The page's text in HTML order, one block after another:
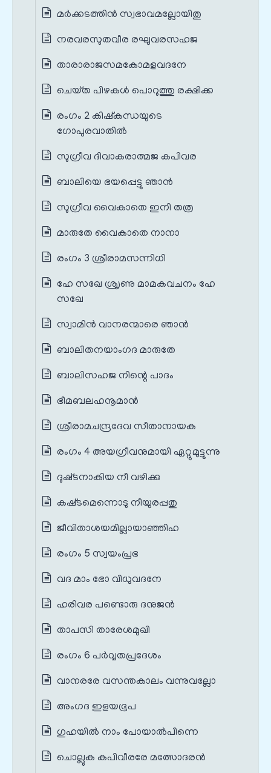
മര്‍ക്കടത്തിന്‍ സ്വഭാവമല്ലോയിതു
നരവരസുതവീര രഘുവരസഹജ
താരാരാജസമകോമളവദനേ
ചെയ്‌ത പിഴകള്‍ പൊറുത്തു രക്ഷിക്ക
രംഗം 2 കിഷ്കന്ധയുടെ
ഗോപുരവാതിൽ
സുഗ്രീവ ദിവാകരാത്മജ കപിവര
ബാലിയെ ഭയപ്പെട്ടു ഞാന്‍
സുഗ്രീവ വൈകാതെ ഇനി തത്ര
മാരുതേ വൈകാതെ നാനാ
രംഗം 3 ശ്രീരാമസന്നിധി
ഹേ സഖേ ശ്രൃണു മാമകവചനം ഹേ
സഖേ
സ്വാമിന്‍ വാനരന്മാരെ ഞാന്‍
ബാലിതനയാംഗദ മാരുതേ
ബാലിസഹജ നിന്റെ പാദം
ഭീമബലഹനൂമാന്‍
ശ്രീരാമചന്ദ്രദേവ സീതാനായക
രംഗം 4 അയഗ്രീവനുമായി ഏറ്റുമുട്ടുന്നു
ദുഷ്‌ടനാകിയ നീ വഴിക്കു
കഷ്‌ടമെന്നൊടു നീയുരപ്പതു
ജീവിതാശയമില്ലായാഞ്ഞിഹ
രംഗം 5 സ്വയം‌പ്രഭ
വദ മാം ഭോ വിധുവദനേ
ഹരിവര പണ്ടൊരു ദനുജന്‍
താപസി താരേശമുഖി
രംഗം 6 പർവ്വതപ്രദേശം
വാനരരേ വസന്തകാലം വന്നുവല്ലോ
അംഗദ ഇളയഭൂപ
ഗുഹയില്‍ നാം പോയാല്‍പിന്നെ
ചൊല്ലുക കപിവീരരേ മത്സോദരന്‍